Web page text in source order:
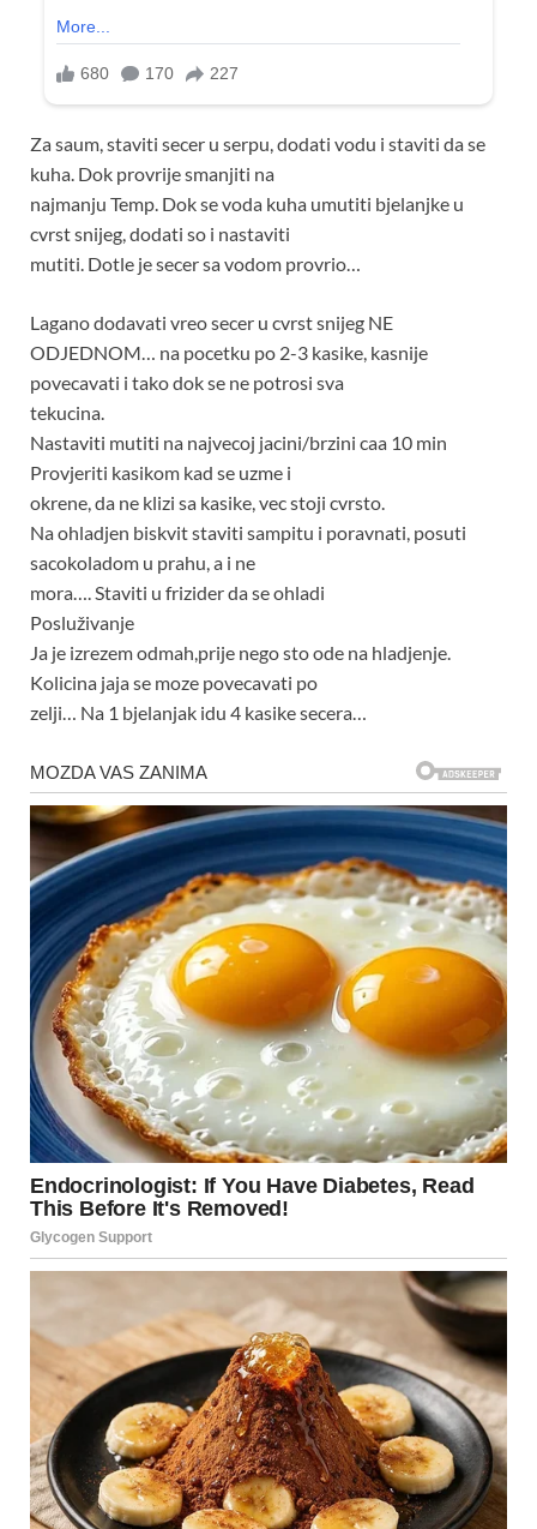
Za saum, staviti secer u serpu, dodati vodu i staviti da se
kuha. Dok provrije smanjiti na
najmanju Temp. Dok se voda kuha umutiti bjelanjke u
cvrst snijeg, dodati so i nastaviti
mutiti. Dotle je secer sa vodom provrio…
Lagano dodavati vreo secer u cvrst snijeg NE
ODJEDNOM… na pocetku po 2-3 kasike, kasnije
povecavati i tako dok se ne potrosi sva
tekucina.
Nastaviti mutiti na najvecoj jacini/brzini caa 10 min
Provjeriti kasikom kad se uzme i
okrene, da ne klizi sa kasike, vec stoji cvrsto.
Na ohladjen biskvit staviti sampitu i poravnati, posuti
sacokoladom u prahu, a i ne
mora…. Staviti u frizider da se ohladi
Posluživanje
Ja je izrezem odmah,prije nego sto ode na hladjenje.
Kolicina jaja se moze povecavati po
zelji… Na 1 bjelanjak idu 4 kasike secera…